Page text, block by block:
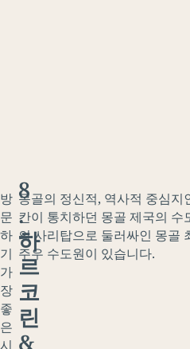
방
문
하
기
가
장
좋
은
시
8
.
하
르
코
린
&
몽골의 정신적, 역사적 중심
칸이 통치하던 몽골 제국의 수
의 사리탑으로 둘러싸인 몽골
주우 수도원이 있습니다.